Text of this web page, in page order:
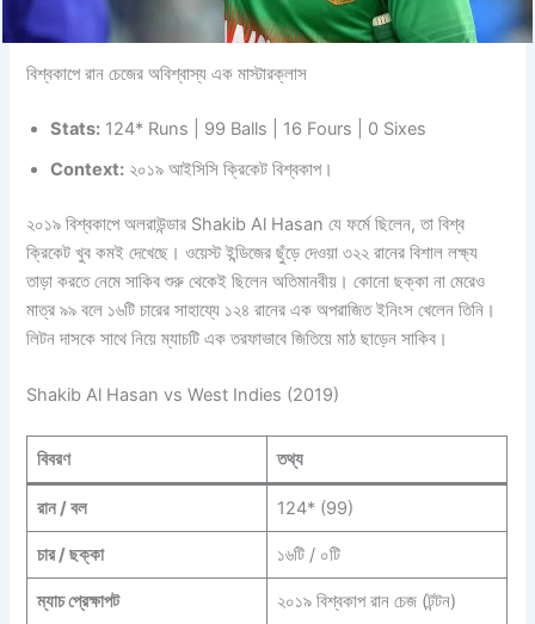
বিশ্বকাপে রান চেজের অবিশ্বাস্য এক মাস্টারক্লাস
Stats: 124* Runs | 99 Balls | 16 Fours | 0 Sixes
Context: ২০১৯ আইসিসি ক্রিকেট বিশ্বকাপ।
২০১৯ বিশ্বকাপে অলরাউন্ডার Shakib Al Hasan যে ফর্মে ছিলেন, তা বিশ্ব
ক্রিকেট খুব কমই দেখেছে। ওয়েস্ট ইন্ডিজের ছুঁড়ে দেওয়া ৩২২ রানের বিশাল লক্ষ্য
তাড়া করতে নেমে সাকিব শুরু থেকেই ছিলেন অতিমানবীয়। কোনো ছক্কা না মেরেও
মাত্র ৯৯ বলে ১৬টি চারের সাহায্যে ১২৪ রানের এক অপরাজিত ইনিংস খেলেন তিনি।
লিটন দাসকে সাথে নিয়ে ম্যাচটি এক তরফাভাবে জিতিয়ে মাঠ ছাড়েন সাকিব।
Shakib Al Hasan vs West Indies (2019)
বিবরণ তথ্য
রান / বল 124* (99)
চার / ছক্কা ১৬টি / ০টি
ম্যাচ প্রেক্ষাপট ২০১৯ বিশ্বকাপ রান চেজ (টন্টন)